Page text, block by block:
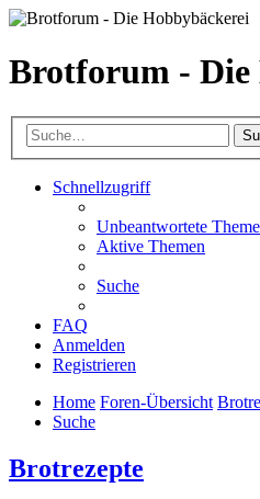
Brotforum - Die
Schnellzugriff
Unbeantwortete
Aktive Themen
Suche
FAQ
Anmelden
Registrieren
Home Foren-Übersicht
Suche
Brotrezepte